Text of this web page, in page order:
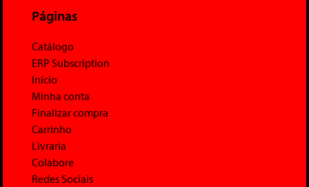
Páginas
Catálogo
ERP Subscription
Início
Minha conta
Finalizar compra
Carrinho
Livraria
Colabore
Redes Sociais